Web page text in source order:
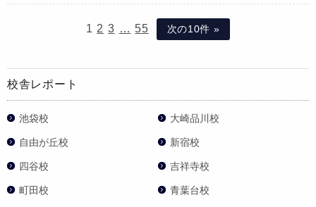
1 2 3 … 55 次の10件 »
校舎レポート
池袋校 大崎品川校
自由が丘校 新宿校
四谷校 吉祥寺校
町田校 青葉台校